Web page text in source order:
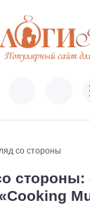
со стороны